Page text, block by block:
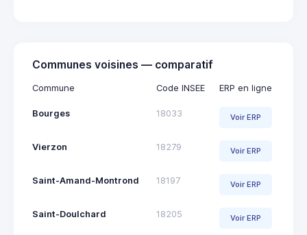
Communes voisines — comparatif
Commune Code INSEE ERP en ligne
Bourges 18033 Voir ERP
Vierzon 18279 Voir ERP
Saint-Amand-Montrond 18197 Voir ERP
Saint-Doulchard 18205 Voir ERP